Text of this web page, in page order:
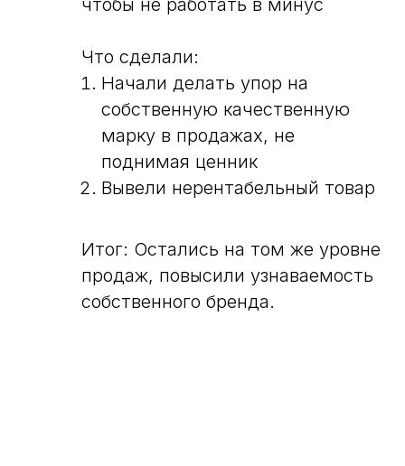
Что сделали:
Начали делать упор на
собственную качественную
марку в продажах, не
поднимая ценник
Вывели нерентабельный товар
Итог: Остались на том же уровне
продаж, повысили узнаваемость
собственного бренда.